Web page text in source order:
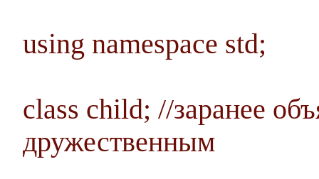
using namespace std;
class child; //заранее
дружественным